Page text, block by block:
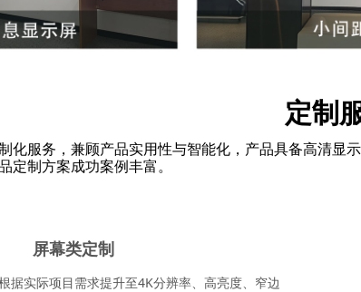
定制
化服务，兼顾产品实用性与智能化，产品具备高清
定制方案成功案例丰富。
屏幕类定制
据实际项目需求提升至4K分辨率、高亮度、窄边